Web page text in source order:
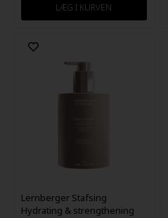
Lernberger Stafsing
Hydrating & strengthening